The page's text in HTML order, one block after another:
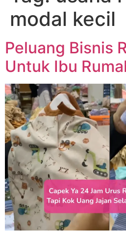
modal kecil
Peluang Bisnis
Untuk Ibu